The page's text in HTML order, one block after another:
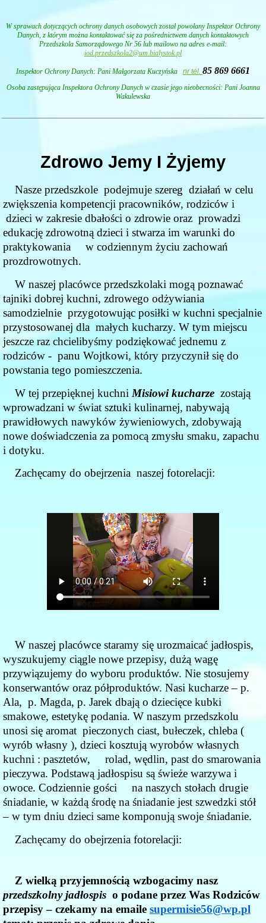
W sprawach dotyczących ochrony danych osobowych został powołany Inspektor Ochrony
Danych, z którym można kontaktować się za pośrednictwem danych kontaktowych
Przedszkola Samorządowego Nr 56 lub mailowo na adres e-mail:
iod.przedszkola2@um.bialystok.pl
Inspektor Ochrony Danych: Pani Małgorzata Kuczyńska nr tel. 85 869 6661
Osoba zastępująca Inspektora Ochrony Danych w czasie jego nieobecności: Pani Joanna
Wakulewska
Zdrowo Jemy I Żyjemy
Nasze przedszkole podejmuje szereg działań w celu
zwiększenia kompetencji pracowników, rodziców i
dzieci w zakresie dbałości o zdrowie oraz prowadzi
edukację zdrowotną dzieci i stwarza im warunki do
praktykowania w codziennym życiu zachowań
prozdrowotnych.
W naszej placówce przedszkolaki mogą poznawać
tajniki dobrej kuchni, zdrowego odżywiania
samodzielnie przygotowując posiłki w kuchni specjalnie
przystosowanej dla małych kucharzy. W tym miejscu
jeszcze raz chcielibyśmy podziękować jednemu z
rodziców - panu Wojtkowi, który przyczynił się do
powstania tego pomieszczenia.
W tej przepięknej kuchni Misiowi kucharze zostają
wprowadzani w świat sztuki kulinarnej, nabywają
prawidłowych nawyków żywieniowych, zdobywają
nowe doświadczenia za pomocą zmysłu smaku, zapachu
i dotyku.
Zachęcamy do obejrzenia naszej fotorelacji:
W naszej placówce staramy się urozmaicać jadłospis,
wyszukujemy ciągle nowe przepisy, dużą wagę
przywiązujemy do wyboru produktów. Nie stosujemy
konserwantów oraz półproduktów. Nasi kucharze – p.
Ala, p. Magda, p. Jarek dbają o dziecięce kubki
smakowe, estetykę podania. W naszym przedszkolu
unosi się aromat pieczonych ciast, bułeczek, chleba (
wyrób własny ), dzieci kosztują wyrobów własnych
kuchni : pasztetów, rolad, wędlin, past do smarowania
pieczywa. Podstawą jadłospisu są świeże warzywa i
owoce. Codziennie gości na naszych stołach drugie
śniadanie, w każdą środę na śniadanie jest szwedzki stół
– w tym dniu dzieci same komponują swoje śniadanie.
Zachęcamy do obejrzenia fotorelacji:
Z wielką przyjemnością wzbogacimy nasz
przedszkolny jadłospis o podane przez Was Rodziców
przepisy – czekamy na emaile supermisie56@wp.pl